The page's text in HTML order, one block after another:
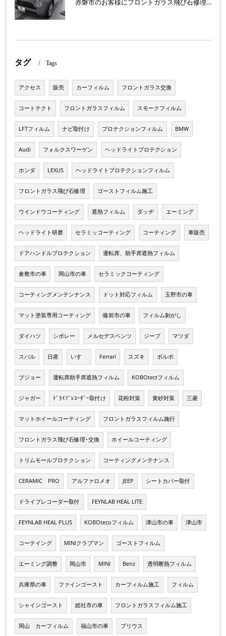
タグ Tags
アクセス 販売 カーフィルム フロントガラス交換
コートテクト フロントガラスフィルム スモークフィルム
LFTフィルム ナビ取付け プロテクションフィルム BMW
Audi フォルクスワーゲン ヘッドライトプロテクション
ホンダ LEXUS ヘッドライトプロテクションフィルム
フロントガラス飛び石修理 ゴーストフィルム施工
ウインドウコーティング 遮熱フィルム ダッヂ エーミング
ヘッドライト研磨 セラミッコーティング コーティング 車販売
ドアハンドルプロテクション 運転席、助手席遮熱フィルム
倉敷市の車 岡山市の車 セラミックコーティング
コーティングメンテンナンス ドット対応フィルム 玉野市の車
マット塗装専用コーティング 備前市の車 フィルム剝がし
ダイハツ シボレー メルセデスベンツ ジープ マツダ
スバル 日産 いすゞ Ferrari スズキ ボルボ
プジョー 運転席助手席遮熱フィルム KOBOtectフィルム
ジャガー ﾄﾞﾗｲﾌﾞﾚｺｰﾀﾞｰ取付け 花粉対策 黄砂対策 三菱
マットホイールコーティング フロントガラスフィルム施行
フロントガラス飛び石修理･交換 ホイールコーティング
トリムモールプロテクション コーティングメンテナンス
CERAMIC PRO アルファロメオ JEEP シートカバー取付
ドライブレコーダー取付 FEYNLAB HEAL LITE
FEYNLAB HEAL PLUS KOBOtecoフィルム 津山市の車 津山市
コーテイング MINIクラブマン ゴーストフィルム
エーミング調整 岡山市 MINI Benz 透明断熱フィルム
兵庫県の車 ファインゴースト カーフィルム施工 フィルム
シャインゴースト 総社市の車 フロントガラスフィルム施工
岡山 カーフィルム 福山市の車 プリウス